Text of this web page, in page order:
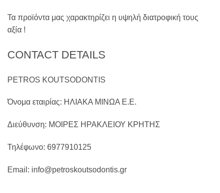
Τα προϊόντα μας χαρακτηρίζει η υψηλή διατροφική τους
αξία !
CONTACT DETAILS
PETROS KOUTSODONTIS
Όνομα εταιρίας: ΗΛΙΑΚΑ ΜΙΝΩΑ Ε.Ε.
Διεύθυνση: ΜΟΙΡΕΣ ΗΡΑΚΛΕΙΟΥ ΚΡΗΤΗΣ
Τηλέφωνο: 6977910125
Email: info@petroskoutsodontis.gr